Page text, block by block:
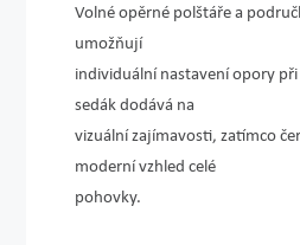
Volné opěrné polštáře a
umožňují
individuální nastavení opory
sedák dodává na
vizuální zajímavosti, zatímco
moderní vzhled celé
pohovky.